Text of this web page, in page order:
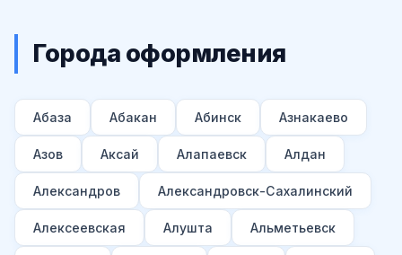
Города оформления
Абаза Абакан Абинск Азнакаево
Азов Аксай Алапаевск Алдан
Александров Александровск-Сахалинский
Алексеевская Алушта Альметьевск